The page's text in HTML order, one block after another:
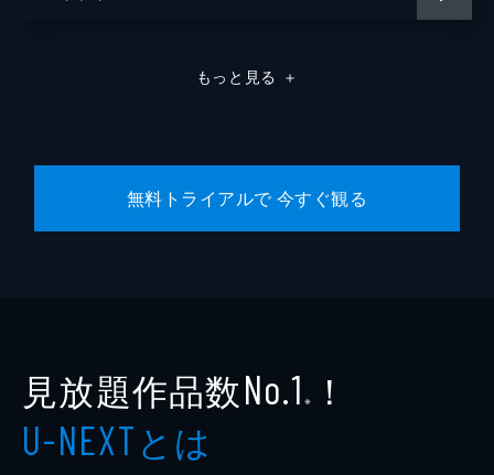
もっと見る ＋
無料トライアルで 今すぐ観る
見放題作品数No.1 ※ ！
U-NEXTとは